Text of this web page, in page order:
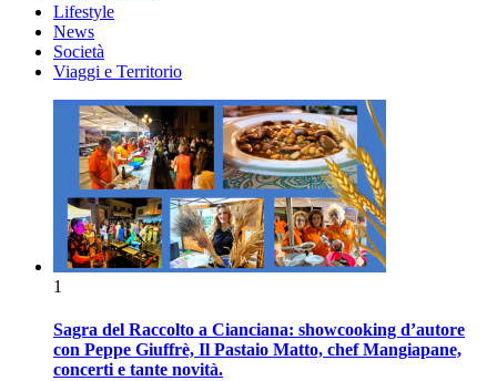
Lifestyle
News
Società
Viaggi e Territorio
1
Sagra del Raccolto a Cianciana: showcooking d’autore
con Peppe Giuffrè, Il Pastaio Matto, chef Mangiapane,
concerti e tante novità.